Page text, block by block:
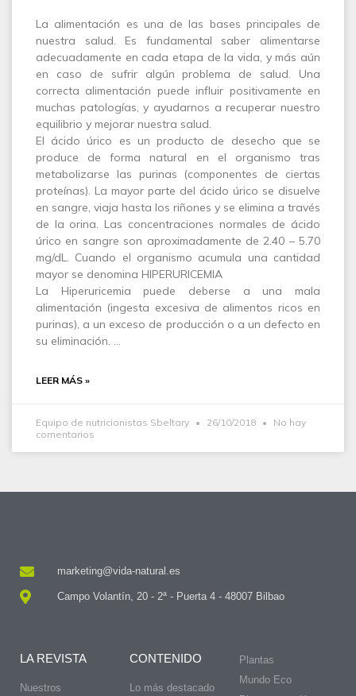
La alimentación es una de las bases principales de
nuestra salud. Es fundamental saber alimentarse
adecuadamente en cada etapa de la vida, y más aún
en caso de sufrir algún problema de salud. Una
correcta alimentación puede influir positivamente en
muchas patologías, y ayudarnos a recuperar nuestro
equilibrio y mejorar nuestra salud.
El ácido úrico es un producto de desecho que se
produce de forma natural en el organismo tras
metabolizarse las purinas (componentes de ciertas
proteínas). La mayor parte del ácido úrico se disuelve
en sangre, viaja hasta los riñones y se elimina a través
de la orina. Las concentraciones normales de ácido
úrico en sangre son aproximadamente de 2.40 – 5.70
mg/dL. Cuando el organismo acumula una cantidad
mayor se denomina HIPERURICEMIA
La Hiperuricemia puede deberse a una mala
alimentación (ingesta excesiva de alimentos ricos en
purinas), a un exceso de producción o a un defecto en
su eliminación. …
LEER MÁS »
Equipo de nutricionistas Sbeltary 26/10/2018
No hay
comentarios
marketing@vida-natural.es
Campo Volantín, 20 - 2ª - Puerta 4 - 48007 Bilbao
LA REVISTA
Nuestros
CONTENIDO
Lo más destacado
Plantas
Mundo Eco